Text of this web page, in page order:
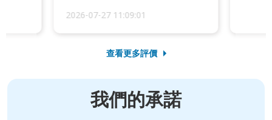
2026-07-27 11:09:01
查看更多評價
我們的承諾